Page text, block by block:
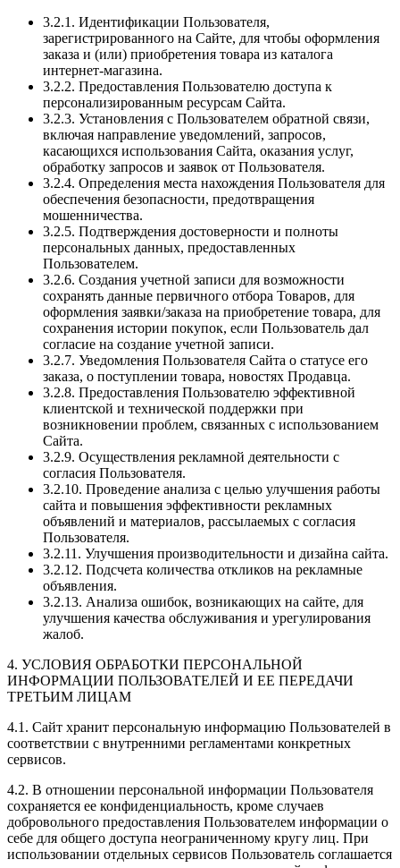
3.2.1. Идентификации Пользователя,
зарегистрированного на Сайте, для чтобы оформления
заказа и (или) приобретения товара из каталога
интернет-магазина.
3.2.2. Предоставления Пользователю доступа к
персонализированным ресурсам Сайта.
3.2.3. Установления с Пользователем обратной связи,
включая направление уведомлений, запросов,
касающихся использования Сайта, оказания услуг,
обработку запросов и заявок от Пользователя.
3.2.4. Определения места нахождения Пользователя для
обеспечения безопасности, предотвращения
мошенничества.
3.2.5. Подтверждения достоверности и полноты
персональных данных, предоставленных
Пользователем.
3.2.6. Создания учетной записи для возможности
сохранять данные первичного отбора Товаров, для
оформления заявки/заказа на приобретение товара, для
сохранения истории покупок, если Пользователь дал
согласие на создание учетной записи.
3.2.7. Уведомления Пользователя Сайта о статусе его
заказа, о поступлении товара, новостях Продавца.
3.2.8. Предоставления Пользователю эффективной
клиентской и технической поддержки при
возникновении проблем, связанных с использованием
Сайта.
3.2.9. Осуществления рекламной деятельности с
согласия Пользователя.
3.2.10. Проведение анализа с целью улучшения работы
сайта и повышения эффективности рекламных
объявлений и материалов, рассылаемых с согласия
Пользователя.
3.2.11. Улучшения производительности и дизайна сайта.
3.2.12. Подсчета количества откликов на рекламные
объявления.
3.2.13. Анализа ошибок, возникающих на сайте, для
улучшения качества обслуживания и урегулирования
жалоб.
4. УСЛОВИЯ ОБРАБОТКИ ПЕРСОНАЛЬНОЙ
ИНФОРМАЦИИ ПОЛЬЗОВАТЕЛЕЙ И ЕЕ ПЕРЕДАЧИ
ТРЕТЬИМ ЛИЦАМ
4.1. Сайт хранит персональную информацию Пользователей в
соответствии с внутренними регламентами конкретных
сервисов.
4.2. В отношении персональной информации Пользователя
сохраняется ее конфиденциальность, кроме случаев
добровольного предоставления Пользователем информации о
себе для общего доступа неограниченному кругу лиц. При
использовании отдельных сервисов Пользователь соглашается